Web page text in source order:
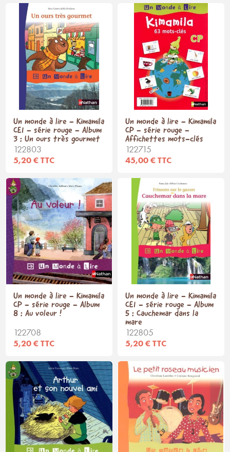
Un monde à lire - Kimamila
CE1 - série rouge - Album
3 : Un ours très gourmet
122803
5,20 € TTC
Un monde à lire - Kimamila
CP - série rouge -
Affichettes mots-clés
122715
45,00 € TTC
Un monde à lire - Kimamila
CP - série rouge - Album
8 : Au voleur !
122708
5,20 € TTC
Un monde à lire - Kimamila
CE1 - série rouge - Album
5 : Cauchemar dans la
mare
122805
5,20 € TTC